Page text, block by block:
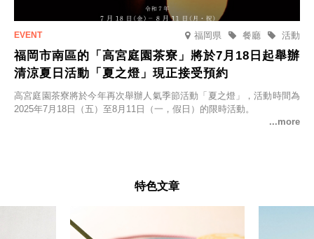
福岡県 活動
餐廳
福岡市南區的「高宮庭園茶寮」將於7月18日起舉辦
清涼夏日活動「夏之燈」現正接受預約
高宮庭園茶寮將於今年再次舉辦人氣季節活動「夏之燈」，活動時間為
2025年7月18日（五）至8月11日（一，假日）的限時活動。
特色文章